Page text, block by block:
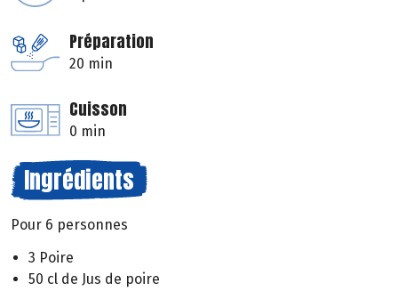
Préparation
20 min
Cuisson
0 min
Ingrédients
Pour 6 personnes
3 Poire
50 cl de Jus de poire